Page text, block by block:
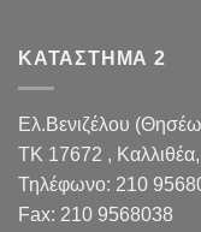
ΚΑΤΑΣΤΗΜΑ 2
Ελ.Βενιζέλου
TK 17672 ,
Τηλέφωνο: 210
Fax: 210 9568038